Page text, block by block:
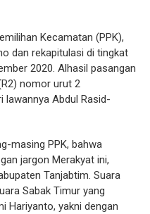
Kecamatan (PPK),
dan rekapitulasi di tingkat
2020. Alhasil pasangan
nomor urut 2
lawannya Abdul Rasid-
masing PPK, bahwa
jargon Merakyat ini,
Tanjabtim. Suara
Sabak Timur yang
Hariyanto, yakni dengan